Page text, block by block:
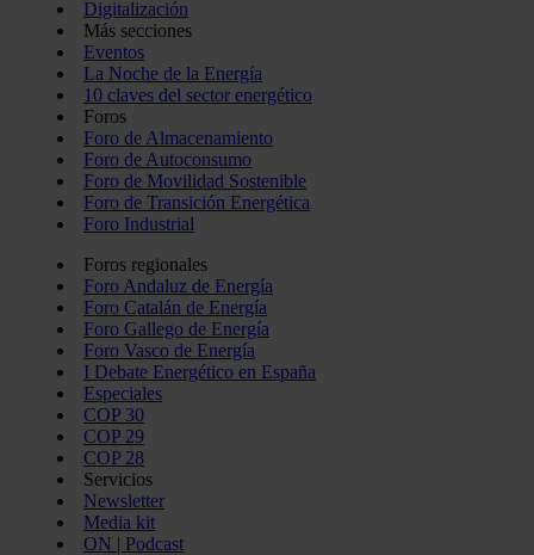
Digitalización
Más secciones
Eventos
La Noche de la Energía
10 claves del sector energético
Foros
Foro de Almacenamiento
Foro de Autoconsumo
Foro de Movilidad Sostenible
Foro de Transición Energética
Foro Industrial
Foros regionales
Foro Andaluz de Energía
Foro Catalán de Energía
Foro Gallego de Energía
Foro Vasco de Energía
I Debate Energético en España
Especiales
COP 30
COP 29
COP 28
Servicios
Newsletter
Media kit
ON | Podcast